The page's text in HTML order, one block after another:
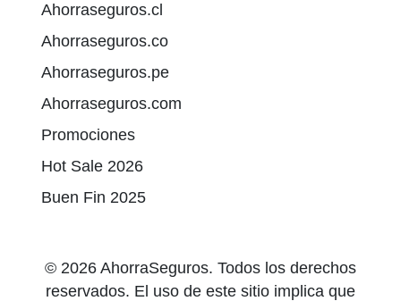
Ahorraseguros.cl
Ahorraseguros.co
Ahorraseguros.pe
Ahorraseguros.com
Promociones
Hot Sale 2026
Buen Fin 2025
© 2026 AhorraSeguros. Todos los derechos
reservados. El uso de este sitio implica que